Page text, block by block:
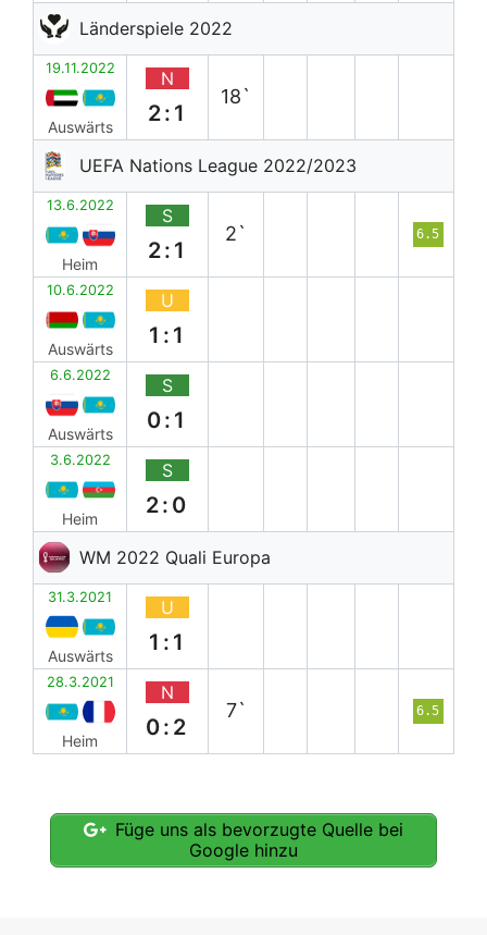
Länderspiele 2022
19.11.2022
Auswärts
N
2:1
18`
UEFA Nations League 2022/2023
13.6.2022
Heim
S
2:1
2` 6.5
10.6.2022
Auswärts
U
1:1
6.6.2022
Auswärts
S
0:1
3.6.2022
Heim
S
2:0
WM 2022 Quali Europa
31.3.2021
Auswärts
U
1:1
28.3.2021
Heim
N
0:2
7` 6.5
Füge uns als bevorzugte Quelle bei
Google hinzu